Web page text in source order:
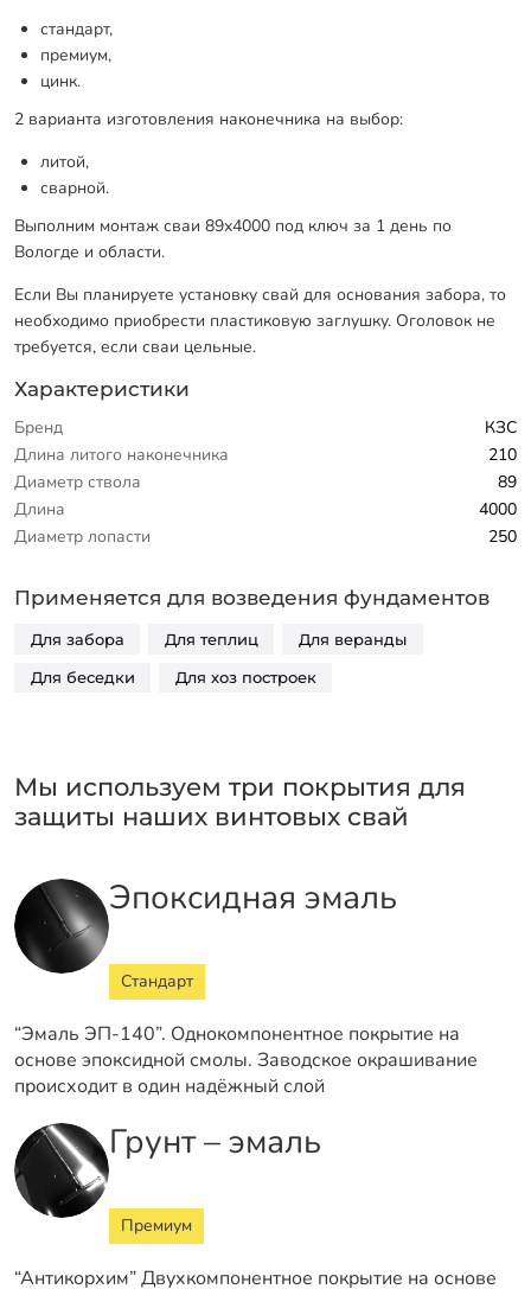
стандарт,
премиум,
цинк.
2 варианта изготовления наконечника на выбор:
литой,
сварной.
Выполним монтаж сваи 89х4000 под ключ за 1 день по
Вологде и области.
Если Вы планируете установку свай для основания забора, то
необходимо приобрести пластиковую заглушку. Оголовок не
требуется, если сваи цельные.
Характеристики
Бренд
КЗС
Длина литого наконечника
210
Диаметр ствола
89
Длина
4000
Диаметр лопасти
250
Применяется для возведения фундаментов
Для забора Для теплиц Для веранды
Для беседки Для хоз построек
Мы используем три покрытия для
защиты наших винтовых свай
Эпоксидная эмаль
Стандарт
“Эмаль ЭП-140”. Однокомпонентное покрытие на
основе эпоксидной смолы. Заводское окрашивание
происходит в один надёжный слой
Грунт – эмаль
Премиум
“Антикорхим” Двухкомпонентное покрытие на основе